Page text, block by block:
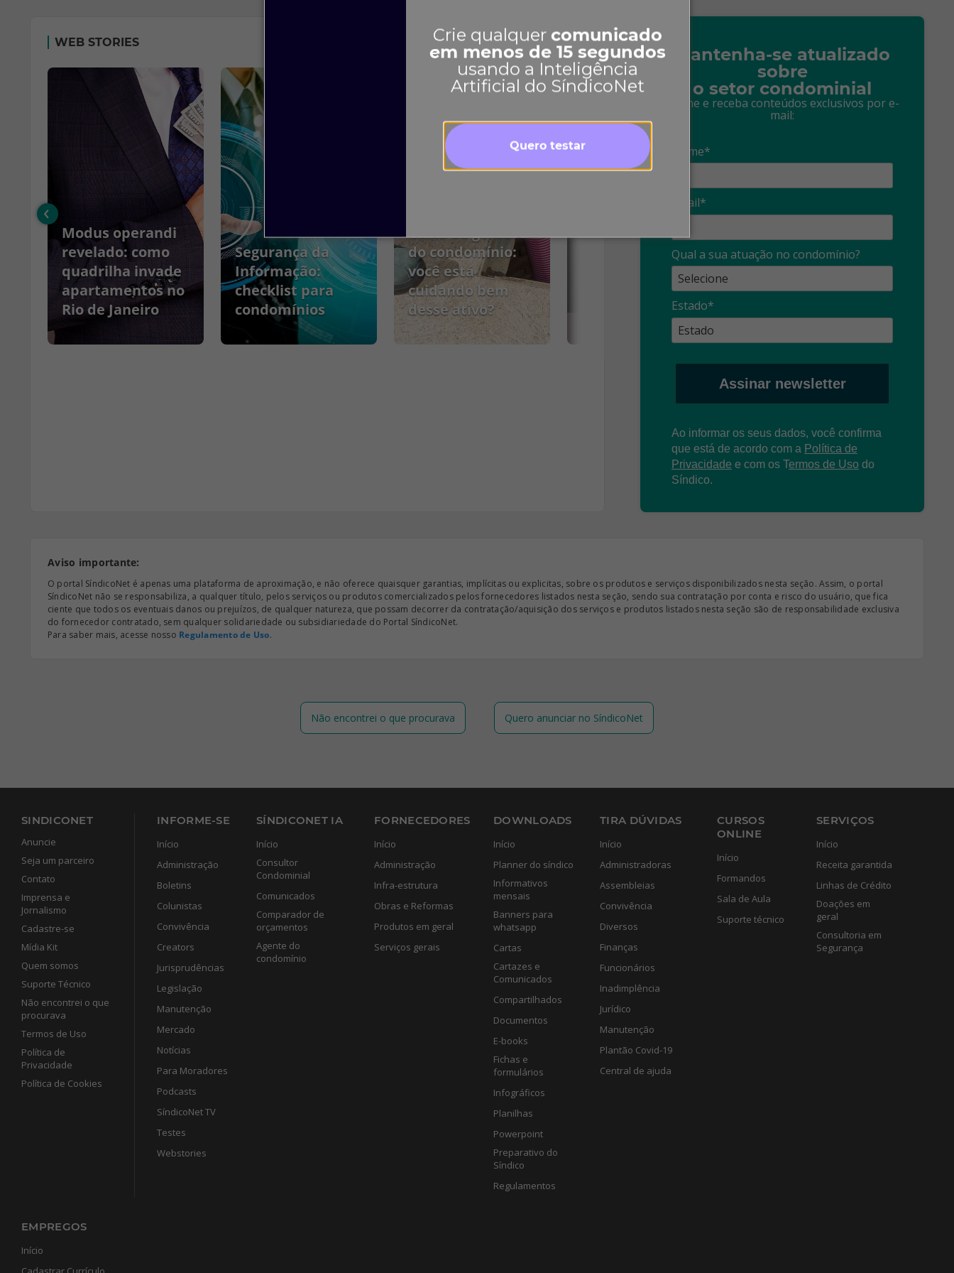
Crie qualquer comunicado
em menos de 15 segundos
usando a Inteligência
Artificial do SíndicoNet
Quero testar
WEB STORIES Ver mais
Modus operandi
revelado: como
quadrilha invade
apartamentos no
Rio de Janeiro
Segurança da
Informação:
checklist para
condomínios
Caixa de gordura
do condomínio:
você está
cuidando bem
desse ativo?
PCMSO: O que é?
profissional:
cuidado com as
propagandas
‹
Mantenha-se atualizado
sobre
o setor condominial
Assine e receba conteúdos exclusivos por e-
mail:
Nome*
Email*
Qual a sua atuação no condomínio?
Estado*
Assinar newsletter
Ao informar os seus dados, você confirma
que está de acordo com a Política de
Privacidade e com os Termos de Uso do
Síndico.
Aviso importante:
O portal SíndicoNet é apenas uma plataforma de aproximação, e não oferece quaisquer garantias, implícitas ou explicitas, sobre os produtos e serviços disponibilizados nesta seção. Assim, o portal
SíndicoNet não se responsabiliza, a qualquer título, pelos serviços ou produtos comercializados pelos fornecedores listados nesta seção, sendo sua contratação por conta e risco do usuário, que fica
ciente que todos os eventuais danos ou prejuízos, de qualquer natureza, que possam decorrer da contratação/aquisição dos serviços e produtos listados nesta seção são de responsabilidade exclusiva
do fornecedor contratado, sem qualquer solidariedade ou subsidiariedade do Portal SíndicoNet.
Para saber mais, acesse nosso Regulamento de Uso.
Não encontrei o que procurava Quero anunciar no SíndicoNet
SINDICONET
Anuncie
Seja um parceiro
Contato
Imprensa e
Jornalismo
Cadastre-se
Mídia Kit
Quem somos
Suporte Técnico
Não encontrei o que
procurava
Termos de Uso
Política de
Privacidade
Política de Cookies
INFORME-SE
Início
Administração
Boletins
Colunistas
Convivência
Creators
Jurisprudências
Legislação
Manutenção
Mercado
Notícias
Para Moradores
Podcasts
SíndicoNet TV
Testes
Webstories
SÍNDICONET IA
Início
Consultor
Condominial
Comunicados
Comparador de
orçamentos
Agente do
condomínio
FORNECEDORES
Início
Administração
Infra-estrutura
Obras e Reformas
Produtos em geral
Serviços gerais
DOWNLOADS
Início
Planner do síndico
Informativos
mensais
Banners para
whatsapp
Cartas
Cartazes e
Comunicados
Compartilhados
Documentos
E-books
Fichas e
formulários
Infográficos
Planilhas
Powerpoint
Preparativo do
Síndico
Regulamentos
TIRA DÚVIDAS
Início
Administradoras
Assembleias
Convivência
Diversos
Finanças
Funcionários
Inadimplência
Jurídico
Manutenção
Plantão Covid-19
Central de ajuda
CURSOS
ONLINE
Início
Formandos
Sala de Aula
Suporte técnico
SERVIÇOS
Início
Receita garantida
Linhas de Crédito
Doações em
geral
Consultoria em
Segurança
EMPREGOS
Início